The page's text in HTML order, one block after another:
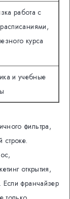
работа с
курса
и учебные
фильтра,
строке.
открытия,
франчайзер